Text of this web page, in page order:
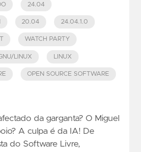
24.04
20.04 24.04.1.0
WATCH PARTY
LINUX LINUX
OPEN SOURCE SOFTWARE
da garganta? O Miguel
A culpa é da IA! De
do Software Livre,